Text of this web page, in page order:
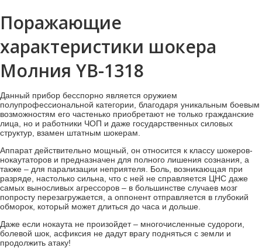
Поражающие
характеристики шокера
Молния YB-1318
Данный прибор бесспорно является оружием
полупрофессиональной категории, благодаря уникальным боевым
возможностям его частенько приобретают не только гражданские
лица, но и работники ЧОП и даже государственных силовых
структур, взамен штатным шокерам.
Аппарат действительно мощный, он относится к классу шокеров-
нокаутаторов и предназначен для полного лишения сознания, а
также – для парализации неприятеля. Боль, возникающая при
разряде, настолько сильна, что с ней не справляется ЦНС даже
самых выносливых агрессоров – в большинстве случаев мозг
попросту перезагружается, а оппонент отправляется в глубокий
обморок, который может длиться до часа и дольше.
Даже если нокаута не произойдет – многочисленные судороги,
болевой шок, асфиксия не дадут врагу подняться с земли и
продолжить атаку!